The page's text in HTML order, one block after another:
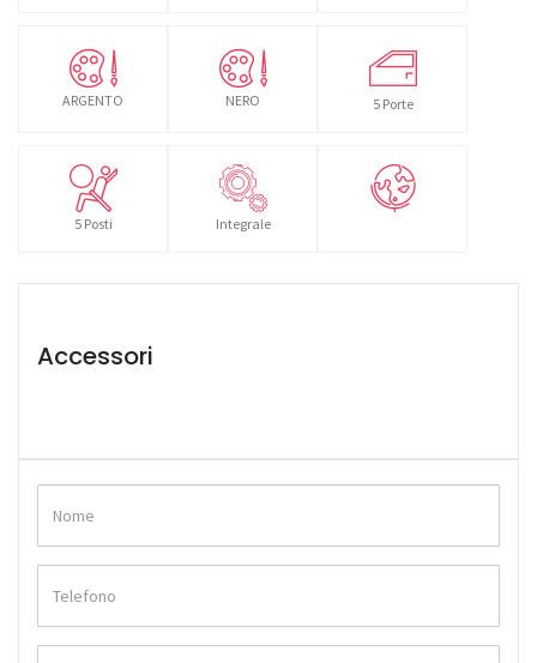
ARGENTO NERO 5 Porte
5 Posti Integrale
Accessori